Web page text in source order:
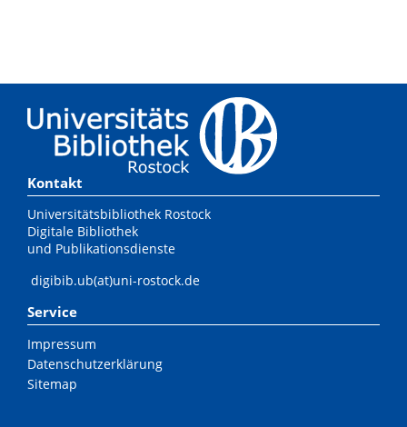
Kontakt
Universitätsbibliothek Rostock
Digitale Bibliothek
und Publikationsdienste
digibib.ub(at)uni-rostock.de
Service
Impressum
Datenschutzerklärung
Sitemap